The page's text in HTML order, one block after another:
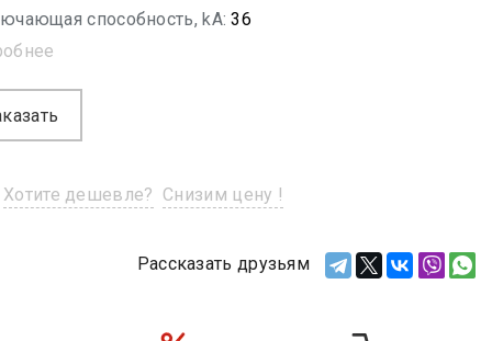
способность, kA: 36
Хотите дешевле? Снизим цену !
Рассказать друзьям